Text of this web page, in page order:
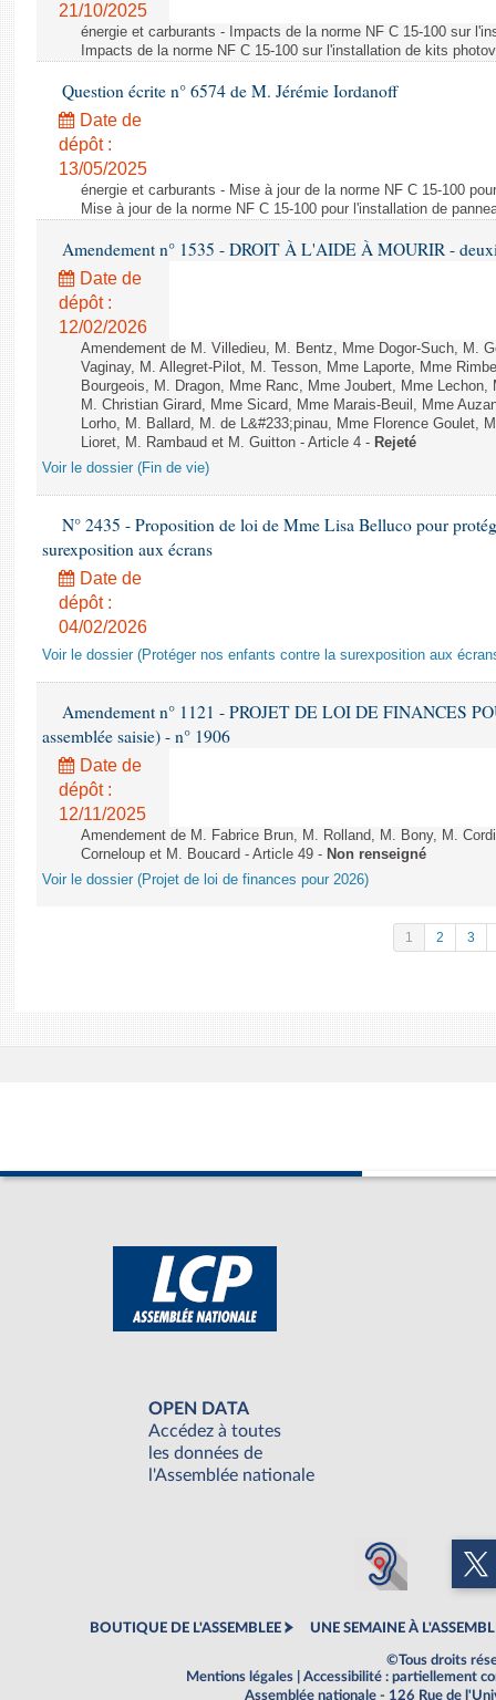
21/10/2025
énergie et carburants - Impacts de la norme NF C 15-100 sur
Impacts de la norme NF C 15-100 sur l'installation de kits
Question écrite n° 6574 de M. Jérémie Iordanoff
Date de
dépôt :
13/05/2025
énergie et carburants - Mise à jour de la norme NF C 15-100
Mise à jour de la norme NF C 15-100 pour l'installation de
Amendement n° 1535 - DROIT À L'AIDE À MOURIR -
Date de
dépôt :
12/02/2026
Amendement de M. Villedieu, M. Bentz, Mme Dogor-Such, M.
Vaginay, M. Allegret-Pilot, M. Tesson, Mme Laporte, Mme
Bourgeois, M. Dragon, Mme Ranc, Mme Joubert, Mme
M. Christian Girard, Mme Sicard, Mme Marais-Beuil, Mme
Lorho, M. Ballard, M. de L&#233;pinau, Mme Florence Goulet,
Lioret, M. Rambaud et M. Guitton - Article 4 - Rejeté
Voir le dossier (Fin de vie)
N° 2435 - Proposition de loi de Mme Lisa Belluco pour
surexposition aux écrans
Date de
dépôt :
04/02/2026
Voir le dossier (Protéger nos enfants contre la surexposition aux
Amendement n° 1121 - PROJET DE LOI DE FINANCES
assemblée saisie) - n° 1906
Date de
dépôt :
12/11/2025
Amendement de M. Fabrice Brun, M. Rolland, M. Bony, M.
Corneloup et M. Boucard - Article 49 - Non renseigné
Voir le dossier (Projet de loi de finances pour 2026)
1 2 3
OPEN DATA
Accédez à toutes
les données de
l'Assemblée nationale
BOUTIQUE DE L'ASSEMBLEE UNE SEMAINE À
©Tous droits
Mentions légales
Accessibilité : partiellement
Assemblée nationale - 126 Rue de